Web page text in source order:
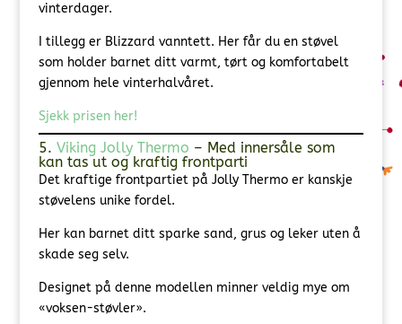
vinterdager.
I tillegg er Blizzard vanntett. Her får du en støvel
som holder barnet ditt varmt, tørt og komfortabelt
gjennom hele vinterhalvåret.
Sjekk prisen her!
5. Viking Jolly Thermo – Med innersåle som
kan tas ut og kraftig frontparti
Det kraftige frontpartiet på Jolly Thermo er kanskje
støvelens unike fordel.
Her kan barnet ditt sparke sand, grus og leker uten å
skade seg selv.
Designet på denne modellen minner veldig mye om
«voksen-støvler».